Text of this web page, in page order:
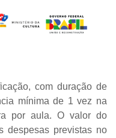
com duração de
mínima de 1 vez na
por aula. O valor do
despesas previstas no